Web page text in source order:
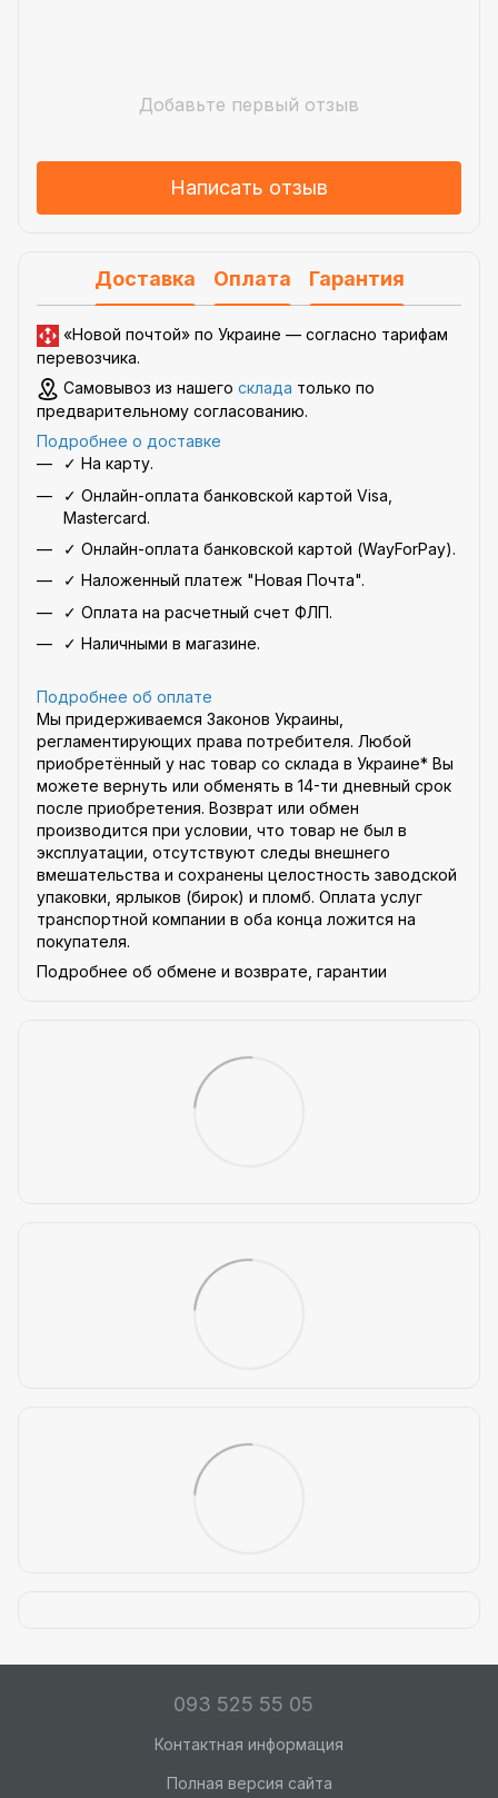
Добавьте первый отзыв
Написать отзыв
Доставка Оплата Гарантия
«Новой почтой» по Украине — согласно тарифам
перевозчика.
Самовывоз из нашего склада только по
предварительному согласованию.
Подробнее о доставке
✓ На карту.
✓ Онлайн-оплата банковской картой Visa,
Mastercard.
✓ Онлайн-оплата банковской картой (WayForPay).
✓ Наложенный платеж "Новая Почта".
✓ Оплата на расчетный счет ФЛП.
✓ Наличными в магазине.
Подробнее об оплате
Мы придерживаемся Законов Украины,
регламентирующих права потребителя. Любой
приобретённый у нас товар со склада в Украине* Вы
можете вернуть или обменять в 14-ти дневный срок
после приобретения. Возврат или обмен
производится при условии, что товар не был в
эксплуатации, отсутствуют следы внешнего
вмешательства и сохранены целостность заводской
упаковки, ярлыков (бирок) и пломб. Оплата услуг
транспортной компании в оба конца ложится на
покупателя.
Подробнее об обмене и возврате, гарантии
093 525 55 05
Контактная информация
Полная версия сайта